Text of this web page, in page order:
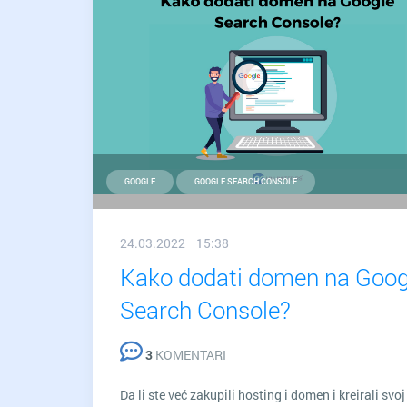
GOOGLE GOOGLE SEARCH CONSOLE
24.03.2022 15:38
Kako dodati domen na
Search Console?
3 KOMENTARI
Da li ste već zakupili hosting i domen i kreirali svoj